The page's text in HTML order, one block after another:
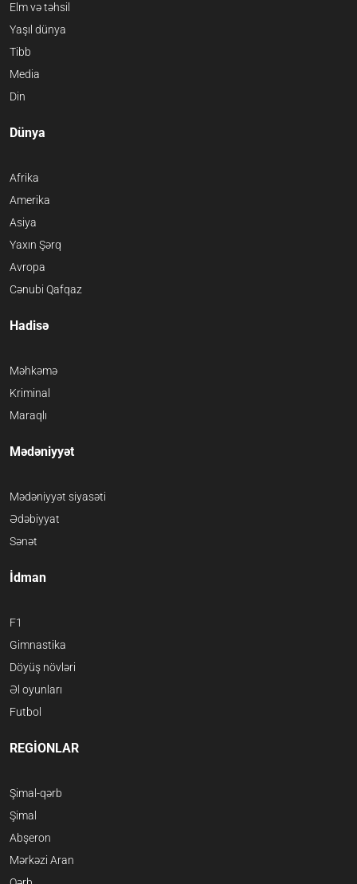
Elm və təhsil
Yaşıl dünya
Tibb
Media
Din
Dünya
Afrika
Amerika
Asiya
Yaxın Şərq
Avropa
Cənubi Qafqaz
Hadisə
Məhkəmə
Kriminal
Maraqlı
Mədəniyyət
Mədəniyyət siyasəti
Ədəbiyyat
Sənət
İdman
F1
Gimnastika
Döyüş növləri
Əl oyunları
Futbol
REGİONLAR
Şimal-qərb
Şimal
Abşeron
Mərkəzi Aran